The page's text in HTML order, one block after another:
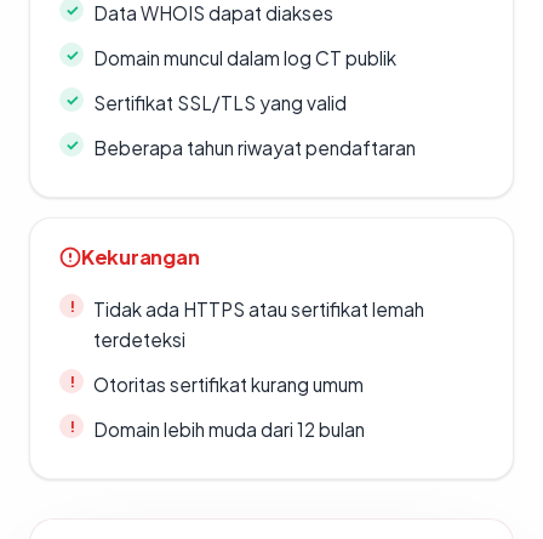
Data WHOIS dapat diakses
Domain muncul dalam log CT publik
Sertifikat SSL/TLS yang valid
Beberapa tahun riwayat pendaftaran
Kekurangan
Tidak ada HTTPS atau sertifikat lemah
terdeteksi
Otoritas sertifikat kurang umum
Domain lebih muda dari 12 bulan